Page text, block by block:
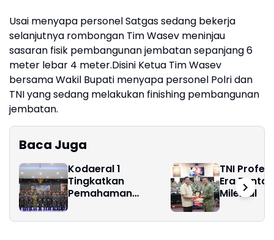
Usai menyapa personel Satgas sedang bekerja
selanjutnya rombongan Tim Wasev meninjau
sasaran fisik pembangunan jembatan sepanjang 6
meter lebar 4 meter.Disini Ketua Tim Wasev
bersama Wakil Bupati menyapa personel Polri dan
TNI yang sedang melakukan finishing pembangunan
jembatan.
Baca Juga
Kodaeral 1
Tingkatkan
Pemahaman
Inventarisasi dan
TNI
Era
Milenial